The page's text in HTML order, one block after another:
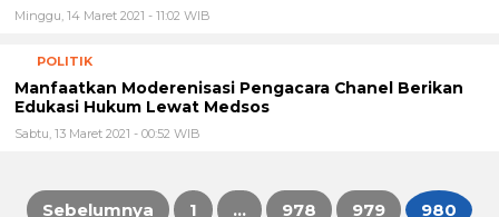
Minggu, 14 Maret 2021 - 11:02 WIB
POLITIK
Manfaatkan Moderenisasi Pengacara Chanel Berikan
Edukasi Hukum Lewat Medsos
Sabtu, 13 Maret 2021 - 00:52 WIB
Sebelumnya 1 … 978 979 980